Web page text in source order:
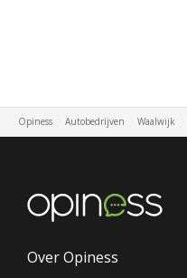
Opiness Autobedrijven Waalwijk
Over Opiness